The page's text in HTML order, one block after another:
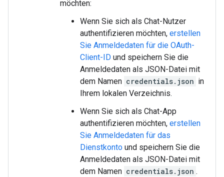
möchten:
Wenn Sie sich als Chat-Nutzer
authentifizieren möchten, erstellen
Sie Anmeldedaten für die OAuth-
Client-ID und speichern Sie die
Anmeldedaten als JSON-Datei mit
dem Namen credentials.json in
Ihrem lokalen Verzeichnis.
Wenn Sie sich als Chat-App
authentifizieren möchten, erstellen
Sie Anmeldedaten für das
Dienstkonto und speichern Sie die
Anmeldedaten als JSON-Datei mit
dem Namen credentials.json .